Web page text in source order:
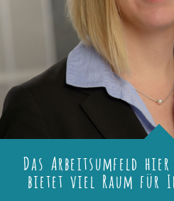
Das Arbeitsumfeld
bietet viel Raum für